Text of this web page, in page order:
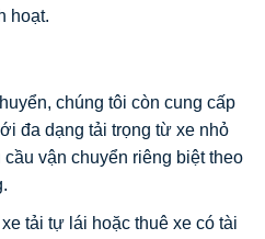
hoạt.
chúng tôi còn cung cấp
đa dạng tải trọng từ xe nhỏ
vận chuyển riêng biệt theo
tải tự lái hoặc thuê xe có tài